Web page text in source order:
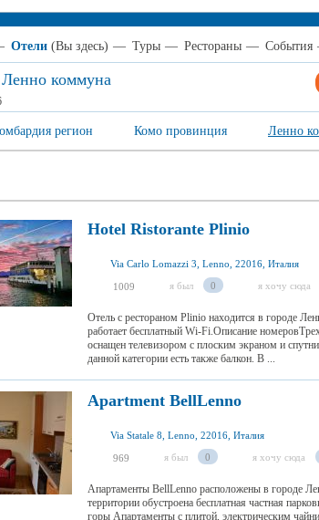
Отели (Вы здесь) — Туры — Рестораны — События
коммуна
регион Комо провинция Ленно
Hotel Ristorante Plinio
Via Carlo Lomazzi 3, Lenno, 22016, Италия
1009 я был 0 я хочу сюда
Отель с рестораном Plinio находится в городе
работает бесплатный Wi-Fi.Описание
оснащен телевизором с плоским экраном и
данной категории есть также балкон. В ...
Apartment BellLenno
Via Statale 8, Lenno, 22016, Италия
969 я был 0 я хочу сюда
Апартаменты BellLenno расположены в городе
территории обустроена бесплатная частная
горы Апартаменты с плитой, электрическим